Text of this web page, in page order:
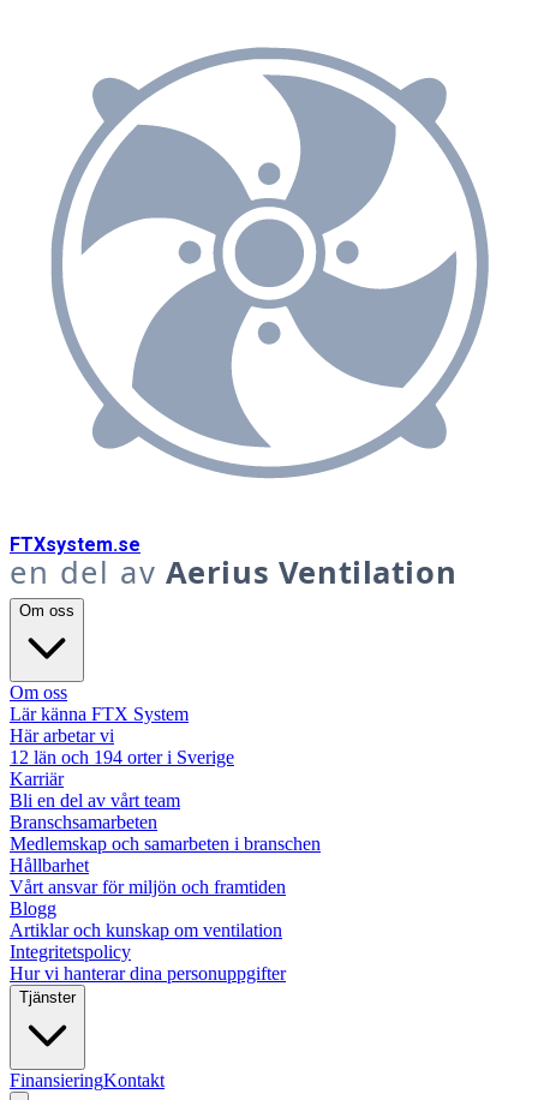
FTXsystem.se
en del av Aerius Ventilation
Om oss
Om oss
Lär känna FTX System
Här arbetar vi
12 län och 194 orter i Sverige
Karriär
Bli en del av vårt team
Branschsamarbeten
Medlemskap och samarbeten i branschen
Hållbarhet
Vårt ansvar för miljön och framtiden
Blogg
Artiklar och kunskap om ventilation
Integritetspolicy
Hur vi hanterar dina personuppgifter
Tjänster
FinansieringKontakt